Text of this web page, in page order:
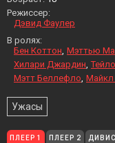
Режиссер:
Дэвид Фаулер
В ролях:
Бен Коттон Мэттью
Хилари Джардин
Мэтт Беллефло
Ужасы
ПЛЕЕР 1 ПЛЕЕР 2